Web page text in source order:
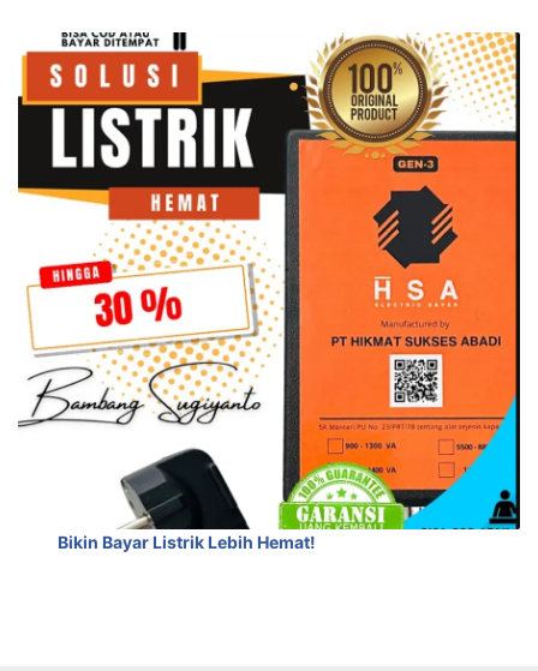
Bikin Bayar Listrik Lebih Hemat!